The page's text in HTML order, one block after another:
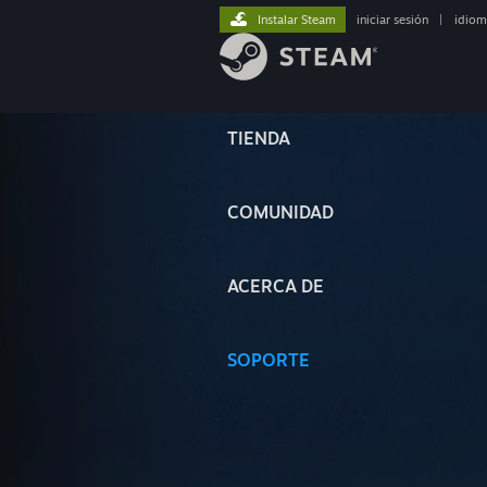
TIENDA
COMUNIDAD
ACERCA DE
SOPORTE
Instalar Steam iniciar sesión